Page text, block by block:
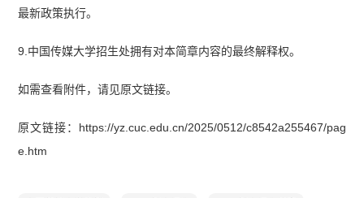
最新政策执行。
9.中国传媒大学招生处拥有对本简章内容的最终解释权。
如需查看附件，请见原文链接。
原文链接：https://yz.cuc.edu.cn/2025/0512/c8542a255467/pag
e.htm